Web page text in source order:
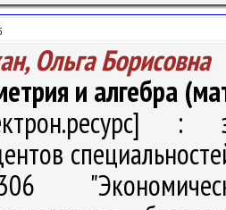
Ольга Борисовна
и алгебра
: